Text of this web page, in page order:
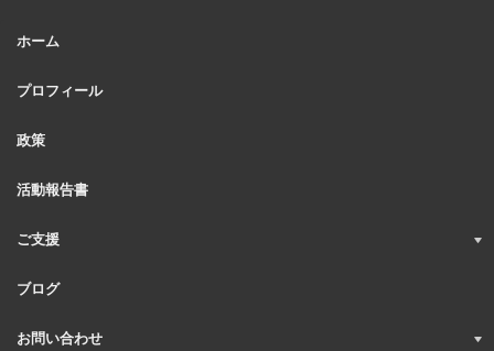
ホーム
プロフィール
政策
活動報告書
ご支援
ブログ
お問い合わせ